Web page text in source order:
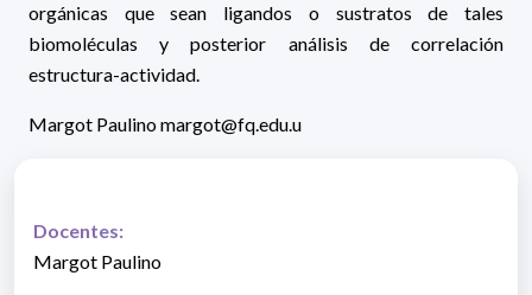
orgánicas que sean ligandos o sustratos de tales
biomoléculas y posterior análisis de correlación
estructura-actividad.
Margot Paulino margot@fq.edu.u
Docentes:
Margot Paulino